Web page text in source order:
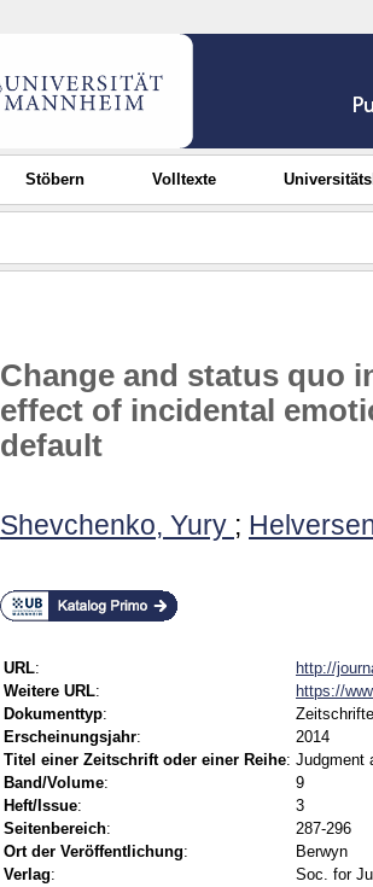
Stöbern Volltexte
Change and status quo
effect of incidental
default
Shevchenko, Yury ;
URL:
http://
Weitere URL:
https://
Dokumenttyp:
Erscheinungsjahr:
2014
Titel einer Zeitschrift oder einer Reihe: Judgment
Band/Volume:
9
Heft/Issue:
3
Seitenbereich:
287-296
Ort der Veröffentlichung:
Berwyn
Verlag:
Soc. for